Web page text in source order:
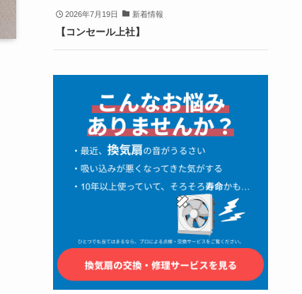
2026年7月19日 新着情報
【コンセール上社】